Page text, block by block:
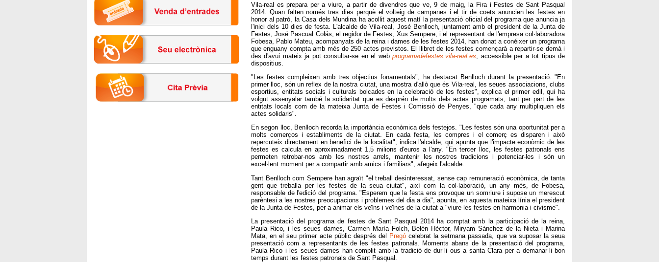
Vila-real es prepara per a viure, a partir de divendres que ve, 9 de maig, la Fira i Festes de Sant Pasqual
2014. Quan falten només tres dies perquè el volteig de campanes i el tir de coets anuncien les festes en
honor al patró, la Casa dels Mundina ha acollit aquest matí la presentació oficial del programa que anuncia ja
l'inici dels 10 dies de festa. L'alcalde de Vila-real, José Benlloch, juntament amb el president de la Junta de
Festes, José Pascual Colás, el regidor de Festes, Xus Sempere, i el representant de l'empresa col·laboradora
Fobesa, Pablo Mateu, acompanyats de la reina i dames de les festes 2014, han donat a conéixer un programa
que enguany compta amb més de 250 actes previstos. El llibret de les festes començarà a repartir-se demà i
des d'avui mateix ja pot consultar-se en el webprogramadefestes.vila-real.es , accessible per a tot tipus de
dispositius.
"Les festes compleixen amb tres objectius fonamentals", ha destacat Benlloch durant la presentació. "En
primer lloc, són un reflex de la nostra ciutat, una mostra d'allò que és Vila-real, les seues associacions, clubs
esportius, entitats socials i culturals bolcades en la celebració de les festes", explica el primer edil, qui ha
volgut assenyalar també la solidaritat que es desprén de molts dels actes programats, tant per part de les
entitats locals com de la mateixa Junta de Festes i Comissió de Penyes, "que cada any multipliquen els
actes solidaris".
En segon lloc, Benlloch recorda la importància econòmica dels festejos. "Les festes són una oportunitat per a
molts comerços i establiments de la ciutat. En cada festa, les compres i el comerç es disparen i això
repercuteix directament en benefici de la localitat", indica l'alcalde, qui apunta que l'impacte econòmic de les
festes es calcula en aproximadament 1,5 milions d'euros a l'any. "En tercer lloc, les festes patronals ens
permeten retrobar-nos amb les nostres arrels, mantenir les nostres tradicions i potenciar-les i són un
excel·lent moment per a compartir amb amics i familiars", afegeix l'alcalde.
Tant Benlloch com Sempere han agraït "el treball desinteressat, sense cap remuneració econòmica, de tanta
gent que treballa per les festes de la seua ciutat", així com la col·laboració, un any més, de Fobesa,
responsable de l'edició del programa. "Esperem que la festa ens provoque un somriure i supose un merescut
parèntesi a les nostres preocupacions i problemes del dia a dia", apunta, en aquesta mateixa línia el president
de la Junta de Festes, per a animar els veïns i veïnes de la ciutat a "viure les festes en harmonia i civisme".
La presentació del programa de festes de Sant Pasqual 2014 ha comptat amb la participació de la reina,
Paula Rico, i les seues dames, Carmen María Folch, Belén Hèctor, Miryam Sánchez de la Nieta i Marina
Mata, en el seu primer acte públic després del
Pregó celebrat la setmana passada, que va suposar la seua
presentació com a representants de les festes patronals. Moments abans de la presentació del programa,
Paula Rico i les seues dames han complit amb la tradició de dur-li ous a santa Clara per a demanar-li bon
temps durant les festes patronals de Sant Pasqual.